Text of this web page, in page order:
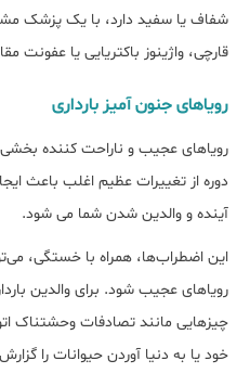
شفاف یا سفید دارد، با یک پزشک
قارچی، واژینوز باکتریایی یا عفونت
رویاهای جنون آمیز بارداری
رویاهای عجیب و ناراحت کننده بخشی
دوره از تغییرات عظیم اغلب باعث
آینده و والدین شدن شما می شود.
این اضطراب‌ها، همراه با خستگی،
رویاهای عجیب شود. برای والدین
چیزهایی مانند تصادفات وحشتناک
خود یا به دنیا آوردن حیوانات را